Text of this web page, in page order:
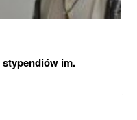
im.